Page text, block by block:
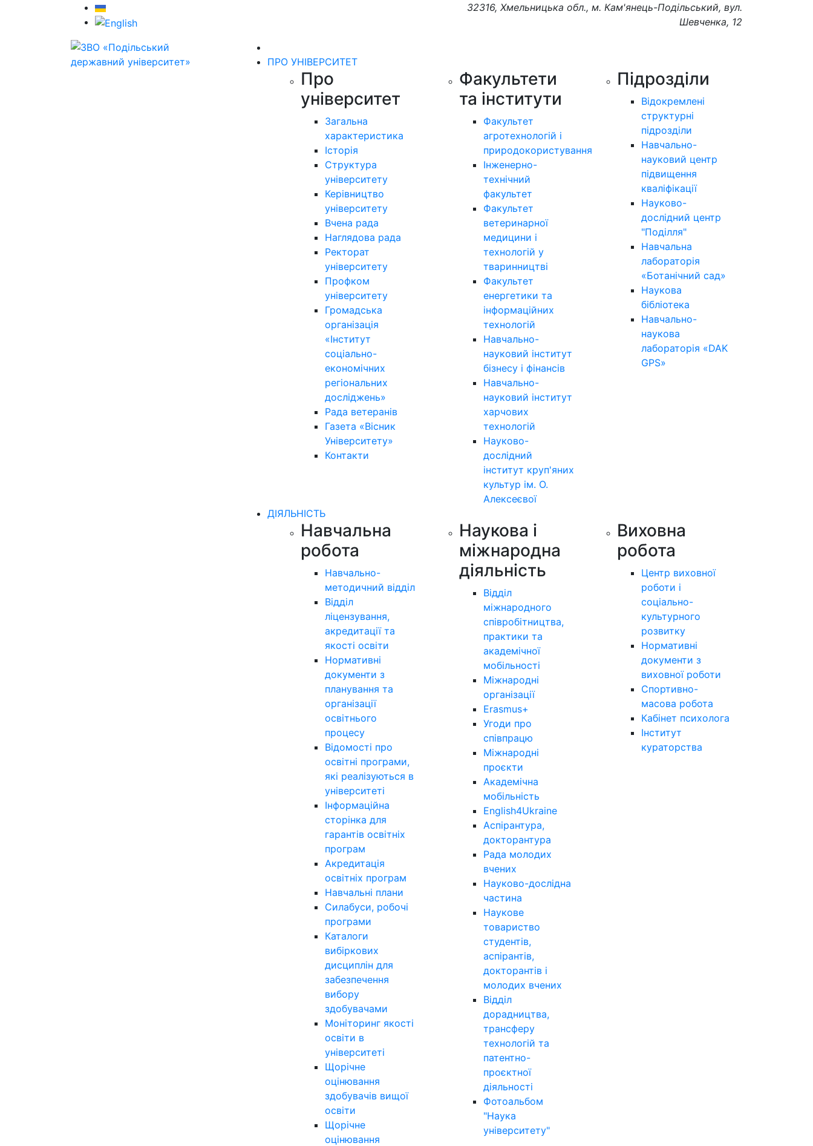
32316, Хмельницька обл., м. Кам'янець-Подільський, вул.
Шевченка, 12
ПРО УНІВЕРСИТЕТ
Про
університет
Загальна
характеристика
Історія
Структура
університету
Керівництво
університету
Вчена рада
Наглядова рада
Ректорат
університету
Профком
університету
Громадська
організація
«Інститут
соціально-
економічних
регіональних
досліджень»
Рада ветеранів
Газета «Вісник
Університету»
Контакти
Факультети
та інститути
Факультет
агротехнологій і
природокористування
Інженерно-
технічний
факультет
Факультет
ветеринарної
медицини і
технологій у
тваринництві
Факультет
енергетики та
інформаційних
технологій
Навчально-
науковий інститут
бізнесу і фінансів
Навчально-
науковий інститут
харчових
технологій
Науково-
дослідний
інститут круп'яних
культур ім. О.
Алексеєвої
Підрозділи
Відокремлені
структурні
підрозділи
Навчально-
науковий центр
підвищення
кваліфікації
Науково-
дослідний центр
"Поділля"
Навчальна
лабораторія
«Ботанічний сад»
Наукова
бібліотека
Навчально-
наукова
лабораторія «DAK
GPS»
ДІЯЛЬНІСТЬ
Навчальна
робота
Навчально-
методичний відділ
Відділ
ліцензування,
акредитації та
якості освіти
Нормативні
документи з
планування та
організації
освітнього
процесу
Відомості про
освітні програми,
які реалізуються в
університеті
Інформаційна
сторінка для
гарантів освітніх
програм
Акредитація
освітніх програм
Навчальні плани
Силабуси, робочі
програми
Каталоги
вибіркових
дисциплін для
забезпечення
вибору
здобувачами
Моніторинг якості
освіти в
університеті
Щорічне
оцінювання
здобувачів вищої
освіти
Щорічне
оцінювання
Наукова і
міжнародна
діяльність
Відділ
міжнародного
співробітництва,
практики та
академічної
мобільності
Міжнародні
організації
Erasmus+
Угоди про
співпрацю
Міжнародні
проєкти
Академічна
мобільність
English4Ukraine
Аспірантура,
докторантура
Рада молодих
вчених
Науково-дослідна
частина
Наукове
товариство
студентів,
аспірантів,
докторантів і
молодих вчених
Відділ
дорадництва,
трансферу
технологій та
патентно-
проєктної
діяльності
Фотоальбом
"Наука
університету"
Виховна
робота
Центр виховної
роботи і
соціально-
культурного
розвитку
Нормативні
документи з
виховної роботи
Спортивно-
масова робота
Кабінет психолога
Інститут
кураторства